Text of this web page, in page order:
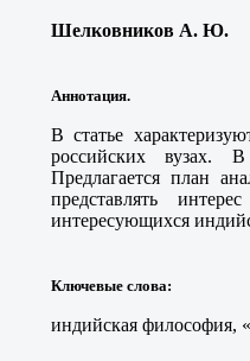
Шелковников А. Ю.
Аннотация.
В статье
российских вузах. В
Предлагается план
представлять
интересующихся
Ключевые слова:
индийская философия,